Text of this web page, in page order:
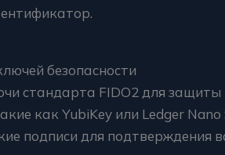
безопасности
стандарта FIDO2 для защиты
как YubiKey или Ledger
подписи для подтверждения